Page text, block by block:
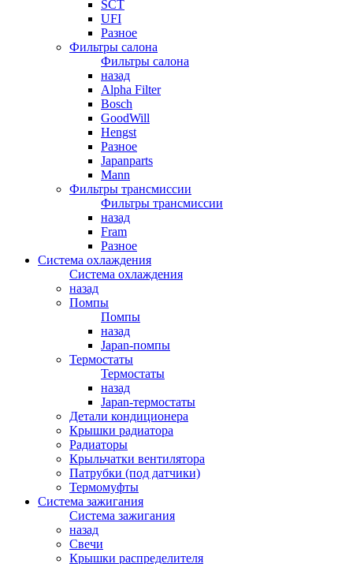
SCT
UFI
Разное
Фильтры салона
Фильтры салона
назад
Alpha Filter
Bosch
GoodWill
Hengst
Разное
Japanparts
Mann
Фильтры трансмиссии
Фильтры трансмиссии
назад
Fram
Разное
Система охлаждения
Система охлаждения
назад
Помпы
Помпы
назад
Japan-помпы
Термостаты
Термостаты
назад
Japan-термостаты
Детали кондиционера
Крышки радиатора
Радиаторы
Крыльчатки вентилятора
Патрубки (под датчики)
Термомуфты
Система зажигания
Система зажигания
назад
Свечи
Крышки распределителя